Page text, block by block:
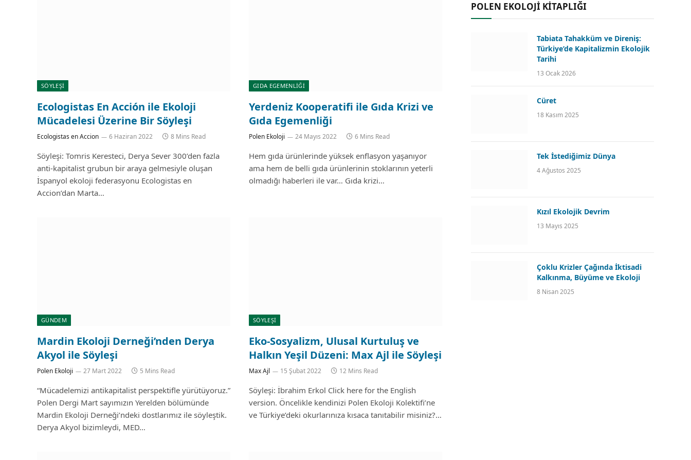
SÖYLEŞİ
Ecologistas En Acción ile Ekoloji
Mücadelesi Üzerine Bir Söyleşi
Ecologistas en Accion 6 Haziran 2022 8 Mins Read
Söyleşi: Tomris Keresteci, Derya Sever 300’den fazla
anti-kapitalist grubun bir araya gelmesiyle oluşan
İspanyol ekoloji federasyonu Ecologistas en
Accion’dan Marta…
GIDA EGEMENLIĞI
Yerdeniz Kooperatifi ile Gıda Krizi ve
Gıda Egemenliği
Polen Ekoloji 24 Mayıs 2022 6 Mins Read
Hem gıda ürünlerinde yüksek enflasyon yaşanıyor
ama hem de belli gıda ürünlerinin stoklarının yeterli
olmadığı haberleri ile var… Gıda krizi…
GÜNDEM
Mardin Ekoloji Derneği’nden Derya
Akyol ile Söyleşi
Polen Ekoloji 27 Mart 2022 5 Mins Read
“Mücadelemizi antikapitalist perspektifle yürütüyoruz.”
Polen Dergi Mart sayımızın Yerelden bölümünde
Mardin Ekoloji Derneği’ndeki dostlarımız ile söyleştik.
Derya Akyol bizimleydi, MED…
SÖYLEŞİ
Eko-Sosyalizm, Ulusal Kurtuluş ve
Halkın Yeşil Düzeni: Max Ajl ile Söyleşi
Max Ajl 15 Şubat 2022 12 Mins Read
Söyleşi: İbrahim Erkol Click here for the English
version. Öncelikle kendinizi Polen Ekoloji Kolektifi’ne
ve Türkiye’deki okurlarınıza kısaca tanıtabilir misiniz?…
POLEN EKOLOJİ KİTAPLIĞI
Tabiata Tahakküm ve Direniş:
Türkiye’de Kapitalizmin Ekolojik
Tarihi
13 Ocak 2026
Cüret
18 Kasım 2025
Tek İstediğimiz Dünya
4 Ağustos 2025
Kızıl Ekolojik Devrim
13 Mayıs 2025
Çoklu Krizler Çağında İktisadi
Kalkınma, Büyüme ve Ekoloji
8 Nisan 2025